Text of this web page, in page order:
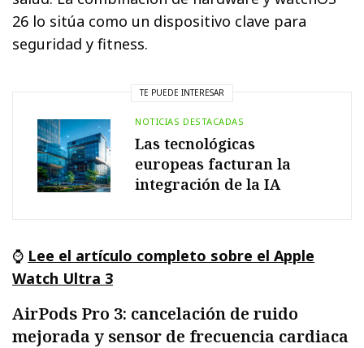
26 lo sitúa como un dispositivo clave para
seguridad y fitness.
TE PUEDE INTERESAR
NOTICIAS DESTACADAS
Las tecnológicas
europeas facturan la
integración de la IA
⌚ Lee el artículo completo sobre el Apple
Watch Ultra 3
AirPods Pro 3: cancelación de ruido
mejorada y sensor de frecuencia cardiaca